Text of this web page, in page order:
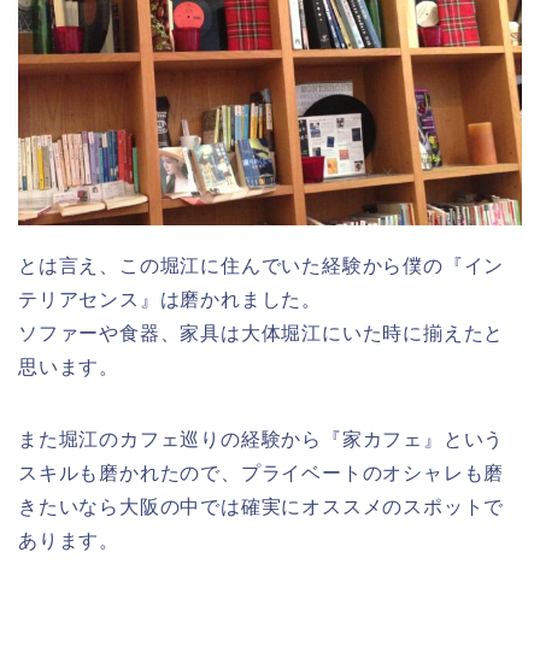
とは言え、この堀江に住んでいた経験から僕の『イン
テリアセンス』は磨かれました。
ソファーや食器、家具は大体堀江にいた時に揃えたと
思います。
また堀江のカフェ巡りの経験から『家カフェ』という
スキルも磨かれたので、プライベートのオシャレも磨
きたいなら大阪の中では確実にオススメのスポットで
あります。